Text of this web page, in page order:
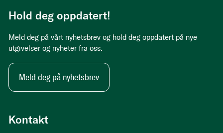
Kontakt
Hold deg oppdatert!
Meld deg på vårt nyhetsbrev og hold deg oppdatert på nye
utgivelser og nyheter fra oss.
Meld deg på nyhetsbrev